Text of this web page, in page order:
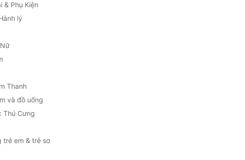
& Phụ Kiện
lý
Thanh
và đồ uống
Thú Cưng
trẻ em & trẻ sơ